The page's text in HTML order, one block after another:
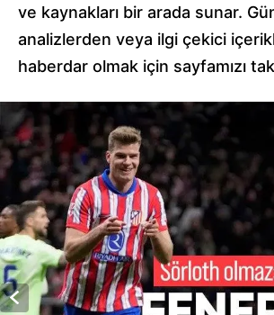
ve kaynakları bir arada sunar.
analizlerden veya ilgi çekici
haberdar olmak için sayfamızı